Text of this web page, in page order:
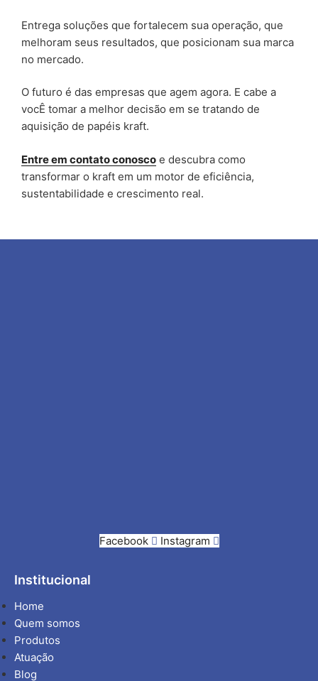
Entrega soluções que fortalecem sua operação, que
melhoram seus resultados, que posicionam sua marca
no mercado.
O futuro é das empresas que agem agora. E cabe a
vocÊ tomar a melhor decisão em se tratando de
aquisição de papéis kraft.
Entre em contato conosco e descubra como
transformar o kraft em um motor de eficiência,
sustentabilidade e crescimento real.
Facebook Instagram
Institucional
Home
Quem somos
Produtos
Atuação
Blog